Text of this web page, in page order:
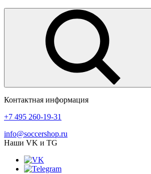
Контактная информация
+7 495 260-19-31
info@soccershop.ru
Наши VK и TG